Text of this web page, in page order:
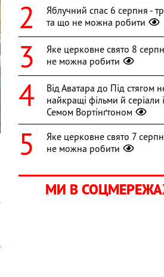
Яблучний спас 6 серпня -
та що не можна робити
Яке церковне свято 8
не можна робити
Від Аватара до Під стягом
найкращі фільми й серіали
Семом Вортінґтоном
Яке церковне свято 7
не можна робити
МИ В